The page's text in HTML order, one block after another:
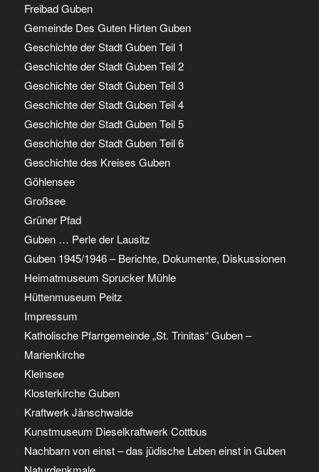
Freibad Guben
Gemeinde Des Guten Hirten Guben
Geschichte der Stadt Guben Teil 1
Geschichte der Stadt Guben Teil 2
Geschichte der Stadt Guben Teil 3
Geschichte der Stadt Guben Teil 4
Geschichte der Stadt Guben Teil 5
Geschichte der Stadt Guben Teil 6
Geschichte des Kreises Guben
Göhlensee
Großsee
Grüner Pfad
Guben … Perle der Lausitz
Guben 1945/1946 – Berichte, Dokumente, Diskussionen
Heimatmuseum Sprucker Mühle
Hüttenmuseum Peitz
Impressum
Katholische Pfarrgemeinde „St. Trinitas“ Guben –
Marienkirche
Kleinsee
Klosterkirche Guben
Kraftwerk Jänschwalde
Kunstmuseum Dieselkraftwerk Cottbus
Nachbarn von einst – das jüdische Leben einst in Guben